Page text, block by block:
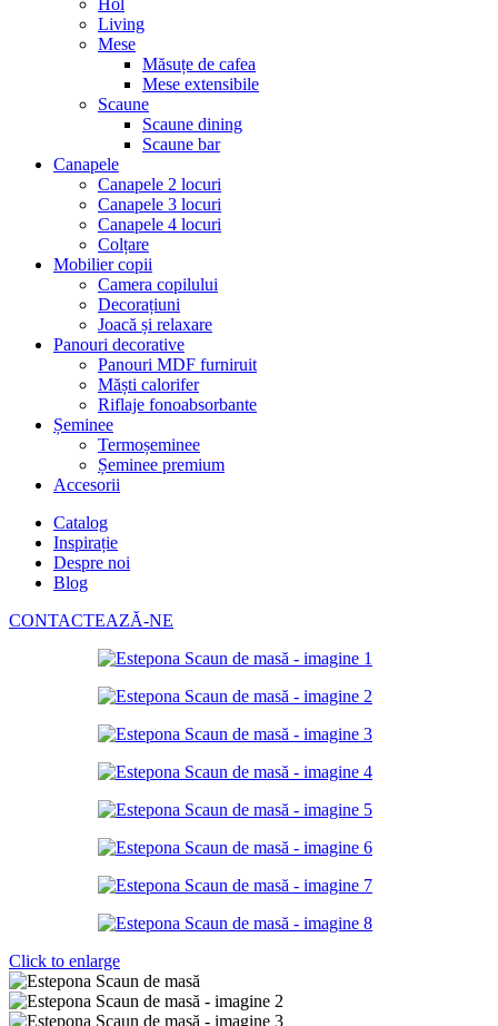
Living
Mese
Măsuțe de cafea
Mese extensibile
Scaune
Scaune dining
Scaune bar
Canapele
Canapele 2 locuri
Canapele 3 locuri
Canapele 4 locuri
Colțare
Mobilier copii
Camera copilului
Decorațiuni
Joacă și relaxare
Panouri decorative
Panouri MDF furniruit
Măști calorifer
Riflaje fonoabsorbante
Șeminee
Termoșeminee
Șeminee premium
Accesorii
Catalog
Inspirație
Despre noi
Blog
CONTACTEAZĂ-NE
Click to enlarge